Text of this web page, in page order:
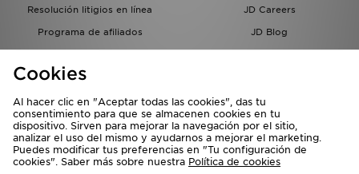
Resolución litigios en línea
JD Careers
Programa de afiliados
JD Blog
del grupo JD - Whistleblowing
Cookies
Al hacer clic en "Aceptar todas las cookies", das tu
consentimiento para que se almacenen cookies en tu
dispositivo. Sirven para mejorar la navegación por el sitio,
analizar el uso del mismo y ayudarnos a mejorar el marketing.
Puedes modificar tus preferencias en "Tu configuración de
cookies". Saber más sobre nuestra Política de cookies